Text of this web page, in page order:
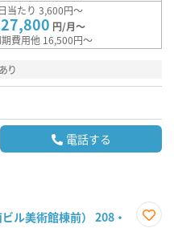
当たり 3,600円～
円/月～
費用他 16,500円～
り
電話する
ル美術館棟前） 208・